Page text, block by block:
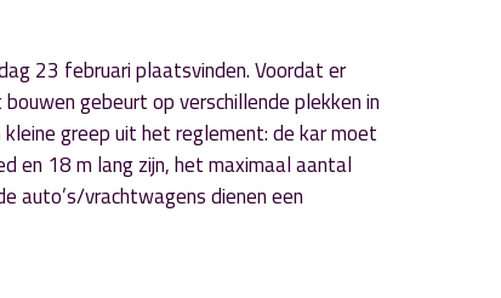
23 februari plaatsvinden. Voordat er
gebeurt op verschillende plekken in
greep uit het reglement: de kar moet
en 18 m lang zijn, het maximaal aantal
auto’s/vrachtwagens dienen een